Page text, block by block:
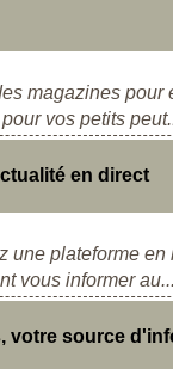
magazines pour
vos petits
en direct
une plateforme
vous informer au...
votre source